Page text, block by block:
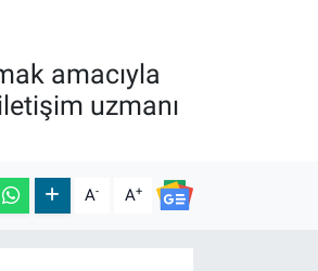
amacıyla
uzmanı
A- A+